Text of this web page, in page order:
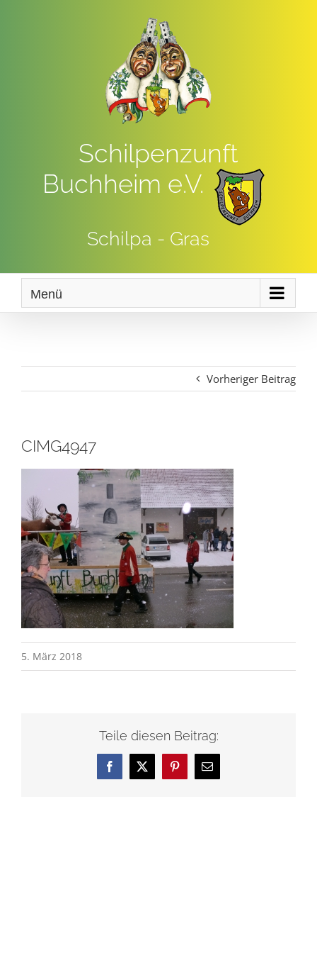
Schilpenzunft
Buchheim e.V.
Schilpa - Gras
Menü
Vorheriger Beitrag
CIMG4947
5. März 2018
Teile diesen Beitrag:
Facebook
X Pinterest
E-
Mail